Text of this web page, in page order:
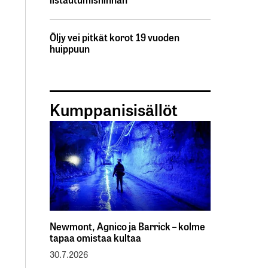
Öljy vei pitkät korot 19 vuoden
huippuun
Kumppanisisällöt
Newmont, Agnico ja Barrick – kolme
tapaa omistaa kultaa
30.7.2026